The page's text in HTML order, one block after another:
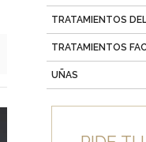
TRATAMIENTOS
TRATAMIENTOS
UÑAS